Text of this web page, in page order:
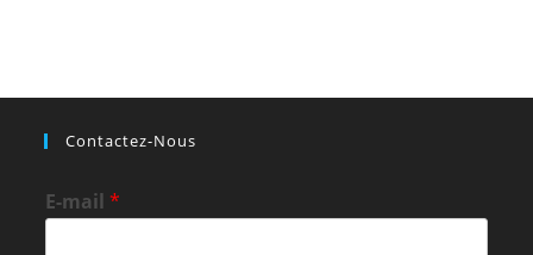
Contactez-Nous
E-mail*